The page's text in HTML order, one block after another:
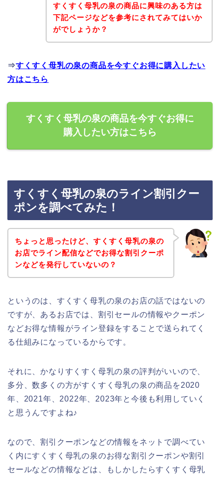
すくすく母乳の泉の商品に興味のある方は
下記ページなどを参考にされてみてはいか
がでしょうか？
⇒すくすく母乳の泉の商品を今すぐお得に購入したい
方はこちら
すくすく母乳の泉の商品を今すぐお得に
購入したい方はこちら
すくすく母乳の泉のライン割引クー
ポンを調べてみた！
ちょっと思ったけど、すくすく母乳の泉の
お店でライン配信などでお得な割引クーポ
ンなどを発行していないの？
というのは、すくすく母乳の泉のお店の話ではないの
ですが、あるお店では、割引セールの情報やクーポン
などお得な情報がライン登録をすることで送られてく
る仕組みになっているからです。
それに、かなりすくすく母乳の泉の評判がいいので、
多分、数多くの方がすくすく母乳の泉の商品を2020
年、2021年、2022年、2023年と今後も利用していく
と思うんですよね♪
なので、割引クーポンなどの情報をネットで調べてい
く内にすくすく母乳の泉のお得な割引クーポンや割引
セールなどの情報などは、もしかしたらすくすく母乳